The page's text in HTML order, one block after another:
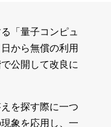
「量子コンピュ
から無償の利用
公開して改良に
を探す際に一つ
象を応用し、一